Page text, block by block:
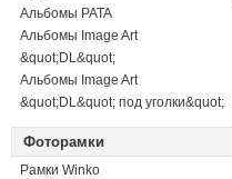
Альбомы PATA
Альбомы Image Art
&quot;DL&quot;
Альбомы Image Art
&quot;DL&quot; под уголки&quot;
Фоторамки
Рамки Winko